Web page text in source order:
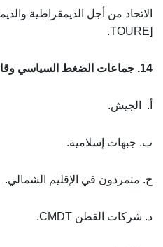
TOURE].
14. جماعات الضغط السياسي وقادتها
أ. الجيش.
ب. جبهات إسلامية.
ج. متمردون في الإقليم الشمالي.
د. شركات القطن CMDT.